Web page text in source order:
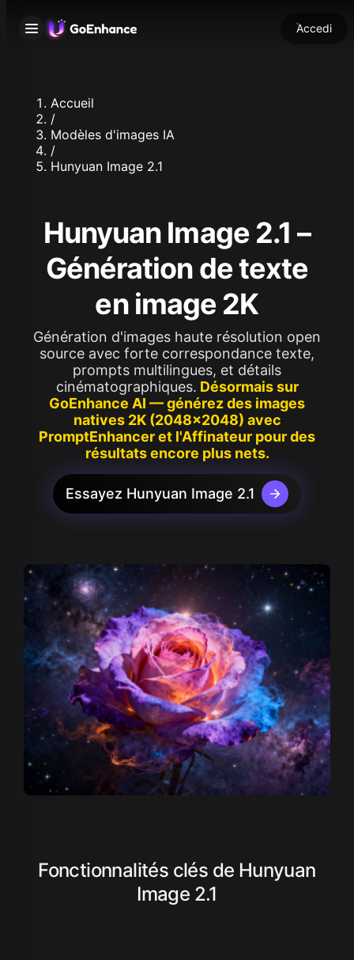
Accedi
Accueil
/
Modèles d'images IA
/
Hunyuan Image 2.1
Hunyuan Image 2.1 –
Génération de texte
en image 2K
Génération d'images haute résolution open
source avec forte correspondance texte,
prompts multilingues, et détails
cinématographiques. Désormais sur
GoEnhance AI — générez des images
natives 2K (2048×2048) avec
PromptEnhancer et l'Affinateur pour des
résultats encore plus nets.
Essayez Hunyuan Image 2.1
Fonctionnalités clés de Hunyuan
Image 2.1